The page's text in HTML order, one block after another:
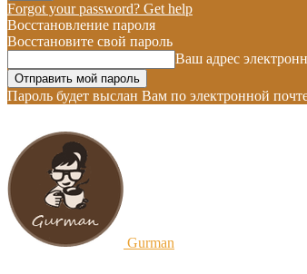
Forgot your password? Get help
Восстановление пароля
Восстановите свой пароль
Ваш адрес
Пароль будет выслан Вам по электронной
Gurman